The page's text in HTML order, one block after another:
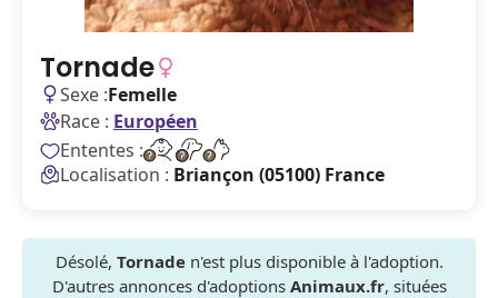
Tornade
Sexe :Femelle
Race : Européen
Ententes :
Localisation : Briançon (05100) France
Désolé, Tornaden'est plus disponible à l'adoption.
D'autres annonces d'adoptions Animaux.fr, situées